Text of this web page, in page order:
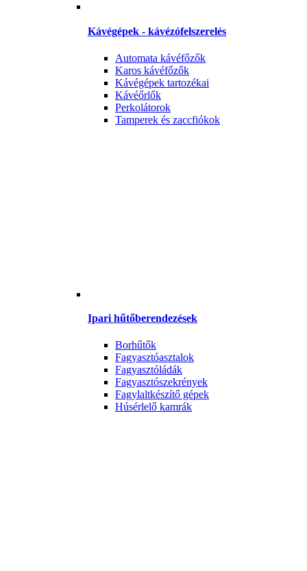
Kávégépek - kávézófelszerelés
Automata kávéfőzők
Karos kávéfőzők
Kávégépek tartozékai
Kávéőrlők
Perkolátorok
Tamperek és zaccfiókok
Ipari hűtőberendezések
Borhűtők
Fagyasztóasztalok
Fagyasztóládák
Fagyasztószekrények
Fagylaltkészítő gépek
Húsérlelő kamrák